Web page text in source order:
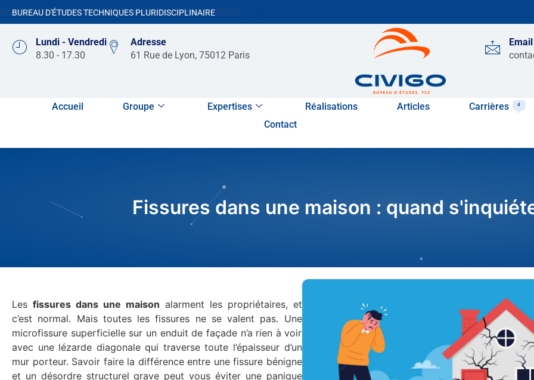
BUREAU D'ÉTUDES TECHNIQUES PLURIDISCIPLINAIRE
Lundi - Vendredi
8.30 - 17.30
Adresse
61 Rue de Lyon, 75012 Paris
Email
Accueil Groupe Expertises Réalisations Articles 4
Carrières
Contact
Fissures dans une maison : quand
Les fissures dans une maison alarment les propriétaires, et
c’est normal. Mais toutes les fissures ne se valent pas. Une
microfissure superficielle sur un enduit de façade n’a rien à voir
avec une lézarde diagonale qui traverse toute l’épaisseur d’un
mur porteur. Savoir faire la différence entre une fissure bénigne
et un désordre structurel grave peut vous éviter une panique